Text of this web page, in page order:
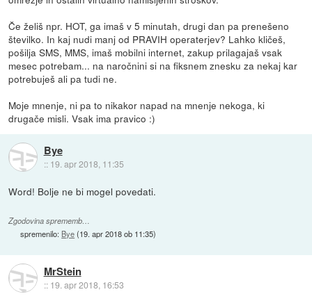
Če želiš npr. HOT, ga imaš v 5 minutah, drugi dan pa prenešeno
številko. In kaj nudi manj od PRAVIH operaterjev? Lahko kličeš,
pošilja SMS, MMS, imaš mobilni internet, zakup prilagajaš vsak
mesec potrebam... na naročnini si na fiksnem znesku za nekaj kar
potrebuješ ali pa tudi ne.
Moje mnenje, ni pa to nikakor napad na mnenje nekoga, ki
drugače misli. Vsak ima pravico :)
Bye
:: 19. apr 2018, 11:35
Word! Bolje ne bi mogel povedati.
Zgodovina sprememb…
spremenilo: Bye(19. apr 2018 ob 11:35)
MrStein
:: 19. apr 2018, 16:53